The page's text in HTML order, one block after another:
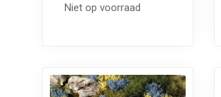
Niet op voorraad